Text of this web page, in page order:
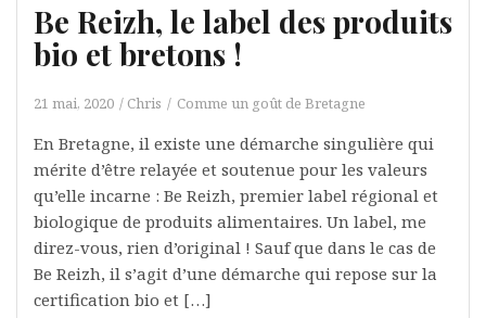
Be Reizh, le label des produits
bio et bretons !
21 mai, 2020 Chris Comme un goût de Bretagne
En Bretagne, il existe une démarche singulière qui
mérite d’être relayée et soutenue pour les valeurs
qu’elle incarne : Be Reizh, premier label régional et
biologique de produits alimentaires. Un label, me
direz-vous, rien d’original ! Sauf que dans le cas de
Be Reizh, il s’agit d’une démarche qui repose sur la
certification bio et […]